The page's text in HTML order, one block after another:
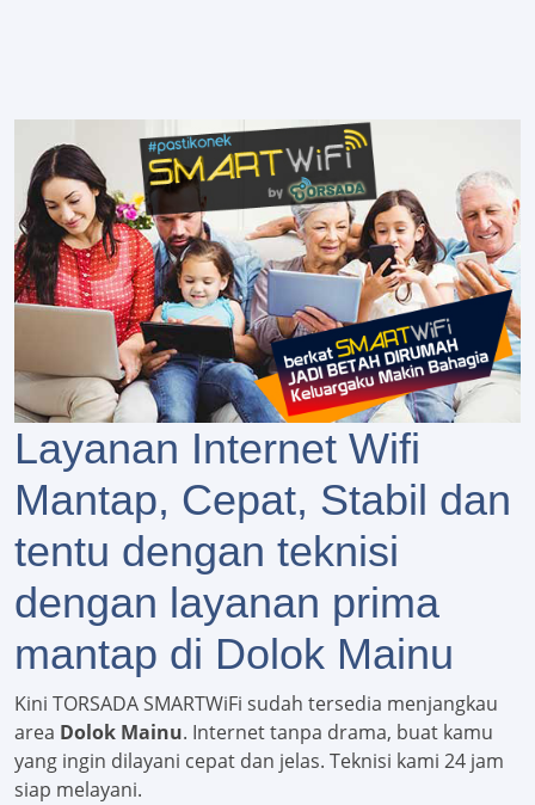
Layanan Internet Wifi
Mantap, Cepat, Stabil dan
tentu dengan teknisi
dengan layanan prima
mantap di Dolok Mainu
Kini TORSADA SMARTWiFi sudah tersedia menjangkau
area Dolok Mainu. Internet tanpa drama, buat kamu
yang ingin dilayani cepat dan jelas. Teknisi kami 24 jam
siap melayani.